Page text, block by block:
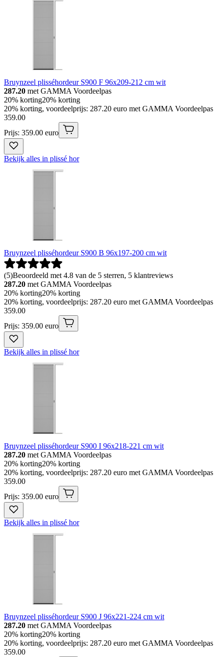
Bruynzeel plisséhordeur S900 F 96x209-212 cm wit
287.20 met GAMMA Voordeelpas
20% korting20% korting
20% korting, voordeelprijs: 287.20 euro met GAMMA Voordeelpas
359.00
Prijs: 359.00 euro
Bekijk alles in plissé hor
Bruynzeel plisséhordeur S900 B 96x197-200 cm wit
(5)Beoordeeld met 4.8 van de 5 sterren, 5 klantreviews
287.20 met GAMMA Voordeelpas
20% korting20% korting
20% korting, voordeelprijs: 287.20 euro met GAMMA Voordeelpas
359.00
Prijs: 359.00 euro
Bekijk alles in plissé hor
Bruynzeel plisséhordeur S900 I 96x218-221 cm wit
287.20 met GAMMA Voordeelpas
20% korting20% korting
20% korting, voordeelprijs: 287.20 euro met GAMMA Voordeelpas
359.00
Prijs: 359.00 euro
Bekijk alles in plissé hor
Bruynzeel plisséhordeur S900 J 96x221-224 cm wit
287.20 met GAMMA Voordeelpas
20% korting20% korting
20% korting, voordeelprijs: 287.20 euro met GAMMA Voordeelpas
359.00